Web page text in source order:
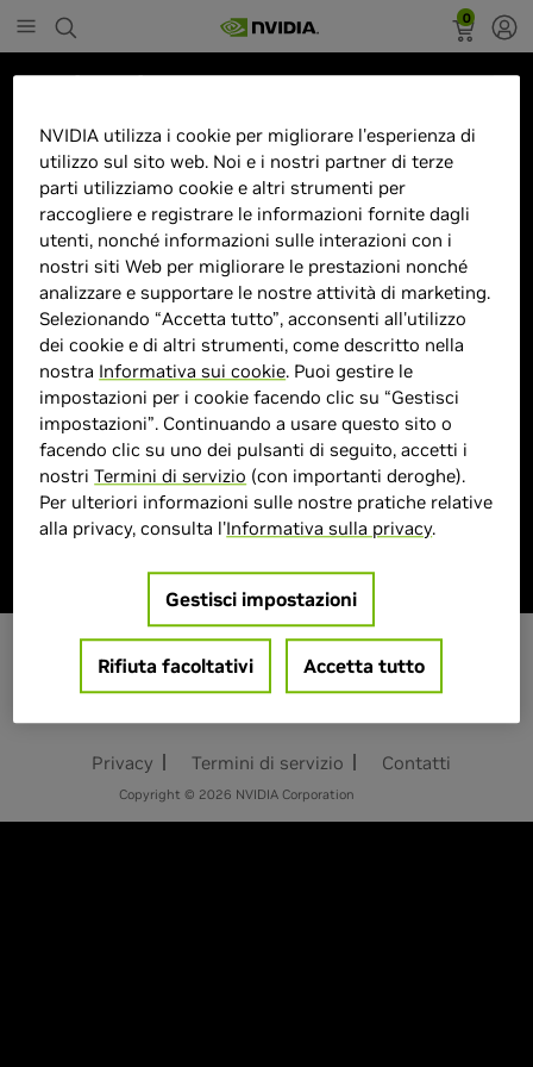
0
Marketplace
Monitor Samsung HRM
ViewFinity S8 S27B80P
(LS27B800PXUXEN) â 27"IPS,
UHD 4K, 5ms, 60HZ, HDR400
> Display : 27"| 2880 x 1800 | 60Hz
> MPN : 8806094355796
Prodotto esaurito
IT - ITALIA
Privacy Termini di servizio Contatti
Copyright © 2026 NVIDIA Corporation
NVIDIA utilizza i cookie per migliorare l'esperienza di
utilizzo sul sito web. Noi e i nostri partner di terze
parti utilizziamo cookie e altri strumenti per
raccogliere e registrare le informazioni fornite dagli
utenti, nonché informazioni sulle interazioni con i
nostri siti Web per migliorare le prestazioni nonché
analizzare e supportare le nostre attività di marketing.
Selezionando “Accetta tutto”, acconsenti all'utilizzo
dei cookie e di altri strumenti, come descritto nella
nostra Informativa sui cookie. Puoi gestire le
impostazioni per i cookie facendo clic su “Gestisci
impostazioni”. Continuando a usare questo sito o
facendo clic su uno dei pulsanti di seguito, accetti i
nostriTermini di servizio (con importanti deroghe).
Per ulteriori informazioni sulle nostre pratiche relative
alla privacy, consulta l'Informativa sulla privacy.
Gestisci impostazioni
Rifiuta facoltativi Accetta tutto